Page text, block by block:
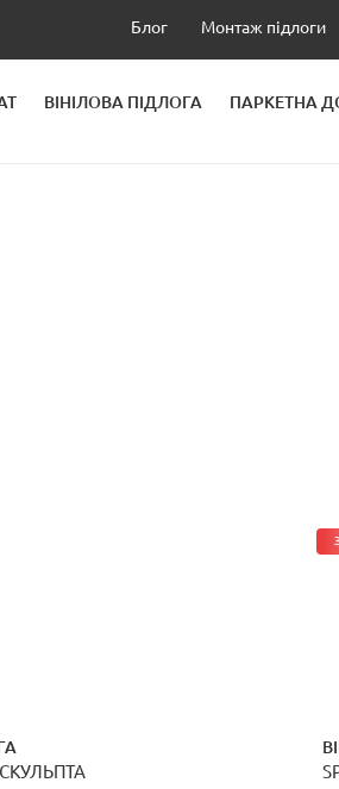
Блог Монтаж підлоги
ВІНІЛОВА ПІДЛОГА ПАРКЕТНА
СКУЛЬПТА
КУПИТИ